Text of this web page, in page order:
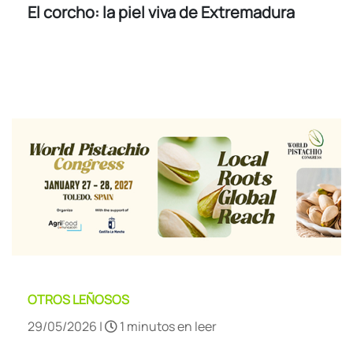
El corcho: la piel viva de Extremadura
OTROS LEÑOSOS
29/05/2026 |
1 minutos en leer